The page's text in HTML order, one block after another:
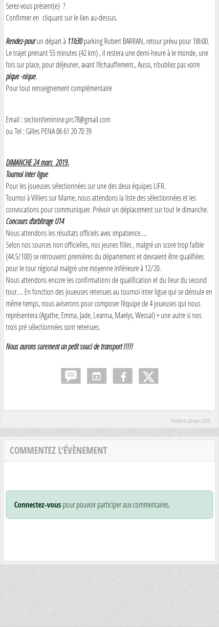
Serez-vous présent(e) ?
Confirmer en cliquant sur le lien au-dessus.
Rendez-pourun départ à 11h30parking Robert BARRAN, retour prévu pour 18h00.
Le trajet prenant 55 minutes (42 km) , il restera une demi-heure à le monde, une
fois sur place, pour déjeuner, avant l’échauffement,. Aussi, n’oubliez pas votre
pique -nique.
Pour tout renseignement complémentaire
Email : sectionfeminine.prc78@gmail.com
ou Tel : Gilles PENA 06 61 20 70 39
DIMANCHE 24 mars 2019.
Tournoi inter ligue
Pour les joueuses sélectionnées sur une des deux équipes LIFR.
Tournoi à Villiers sur Marne, nous attendons la liste des sélectionnées et les
convocations pour communiquer. Prévoir un déplacement sur tout le dimanche.
Concours d’arbitrage U14
Nous attendons les résultats officiels avec impatience….
Selon nos sources non officielles, nos jeunes filles , malgré un score trop faible
(44.5/100) se retrouvent premières du département et devraient être qualifiées
pour le tour régional malgré une moyenne inférieure à 12/20.
Nous attendons encore les confirmations de qualification et du lieur du second
tour…. En fonction des joueuses retenues au tournoi inter ligue qui se déroule en
même temps, nous aviserons pour composer l’équipe de 4 joueuses qui nous
représentera (Agathe, Emma, Jade, Leanna, Maelys, Wessal) + une autre si nos
trois pré sélectionnées sont retenues.
Nous aurons surement un petit souci de transport !!!!!
Publié le20 mars 2019
COMMENTEZ L’ÉVÈNEMENT
Connectez-vouspour pouvoir participer aux commentaires.